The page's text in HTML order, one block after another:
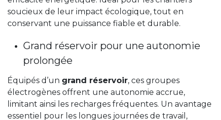
soucieux de leur impact écologique, tout en
conservant une puissance fiable et durable.
Grand réservoir pour une autonomie
prolongée
Équipés d’un grand réservoir, ces groupes
électrogènes offrent une autonomie accrue,
limitant ainsi les recharges fréquentes. Un avantage
essentiel pour les longues journées de travail,